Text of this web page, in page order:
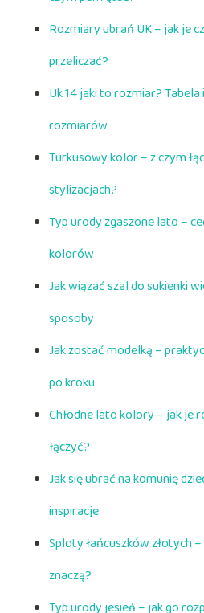
Rozmiary ubrań UK – jak je
przeliczać?
Uk 14 jaki to rozmiar? Tabela
rozmiarów
Turkusowy kolor – z czym
stylizacjach?
Typ urody zgaszone lato –
kolorów
Jak wiązać szal do sukienki
sposoby
Jak zostać modelką –
po kroku
Chłodne lato kolory – jak je
łączyć?
Jak się ubrać na komunię
inspiracje
Sploty łańcuszków złotych
znaczą?
Typ urody jesień – jak go